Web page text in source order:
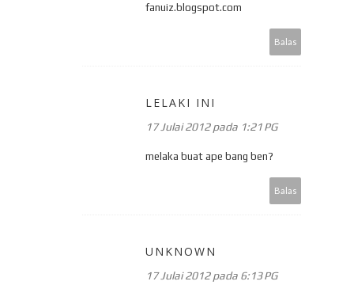
fanuiz.blogspot.com
Balas
LELAKI INI
17 Julai 2012 pada 1:21 PG
melaka buat ape bang ben?
Balas
UNKNOWN
17 Julai 2012 pada 6:13 PG